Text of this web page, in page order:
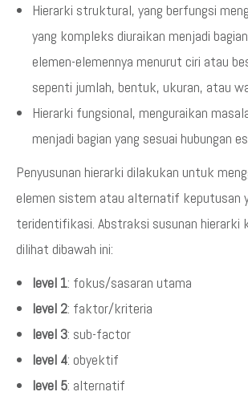
Hierarki struktural, yang berfungsi
yang kompleks diuraikan menjadi
elemen-elemennya menurut ciri atau
sepenti jumlah, bentuk, ukuran, atau
Hierarki fungsional, menguraikan
menjadi bagian yang sesuai hubungan
Penyusunan hierarki dilakukan untuk
elemen sistem atau alternatif keputusan
teridentifikasi. Abstraksi susunan hierarki
dilihat dibawah ini:
level 1: fokus/sasaran utama
level 2: faktor/kriteria
level 3: sub-factor
level 4: obyektif
level 5: alternatif